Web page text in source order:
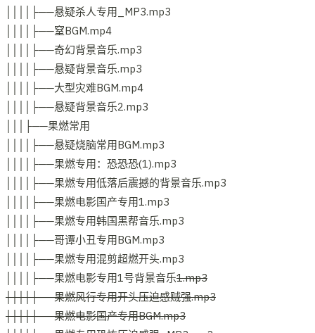
││││├──悬疑杀人专用_MP3.mp3
││││├──窒BGM.mp4
││││├──奇幻背景音乐.mp3
││││├──悬疑背景音乐.mp3
││││├──大型灾难BGM.mp4
││││├──悬疑背景音乐2.mp3
│││├──果燃常用
││││├──悬疑烧脑常用BGM.mp3
││││├──果燃专用：恐恐恐(1).mp3
││││├──果燃专用低落后震撼的背景音乐.mp3
││││├──果燃电影国产专用1.mp3
││││├──果燃专用韩国黑帮音乐.mp3
││││├──哥谭小丑专用BGM.mp3
││││├──果燃专用混剪超燃开头.mp3
││││├──果燃电影专用1号背景音乐1.mp3
││││├──果燃风行专用开头压迫感贼强.mp3
││││├──果燃电影国产专用BGM.mp3